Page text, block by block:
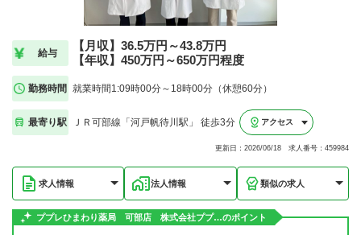
給与
【月収】36.5万円～43.8万円
【年収】450万円～650万円程度
勤務時間 就業時間1:09時00分～18時00分（休憩60分）
最寄り駅 ＪＲ可部線「河戸帆待川駅」 徒歩3分 アクセス
更新日：2026/06/18 求人番号：459984
求人情報 法人情報 類似の求人
ププレひまわり薬局 可部店 株式会社ププ…のポイント